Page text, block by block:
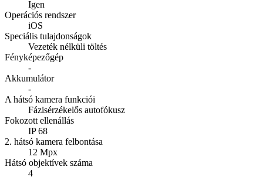
Igen
Operációs rendszer
iOS
Speciális tulajdonságok
Vezeték nélküli töltés
Fényképezőgép
-
Akkumulátor
-
A hátsó kamera funkciói
Fázisérzékelős autofókusz
Fokozott ellenállás
IP 68
2. hátsó kamera felbontása
12 Mpx
Hátsó objektívek száma
4